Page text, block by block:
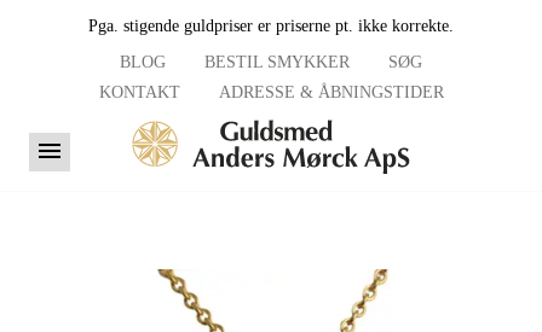
Pga. stigende guldpriser er priserne pt. ikke korrekte.
BLOG
BESTIL SMYKKER
SØG
KONTAKT
ADRESSE & ÅBNINGSTIDER